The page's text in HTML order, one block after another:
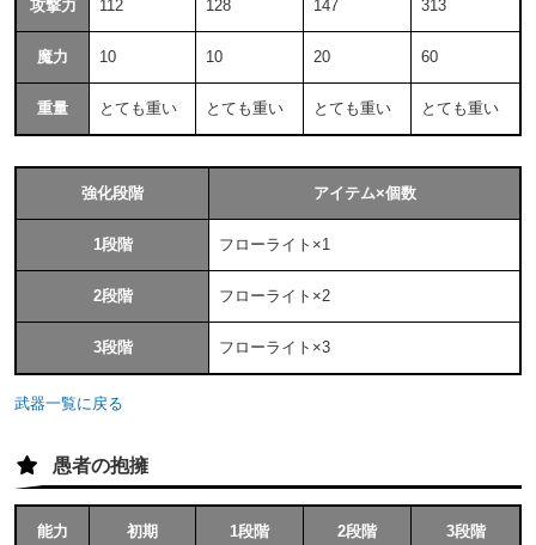
攻撃力 112 128 147 313
魔力 10 10 20 60
重量 とても重い とても重い とても重い とても重い
強化段階 アイテム×個数
1段階 フローライト×1
2段階 フローライト×2
3段階 フローライト×3
武器一覧に戻る
愚者の抱擁
能力 初期 1段階 2段階 3段階